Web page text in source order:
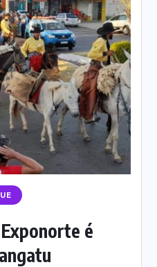
é